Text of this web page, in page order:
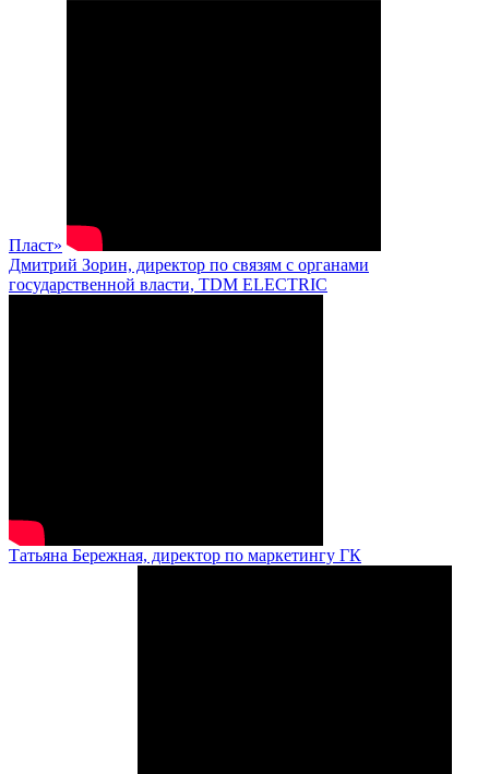
Пласт»
Дмитрий Зорин, директор по связям с органами
государственной власти, TDM ELECTRIC
Татьяна Бережная, директор по маркетингу ГК